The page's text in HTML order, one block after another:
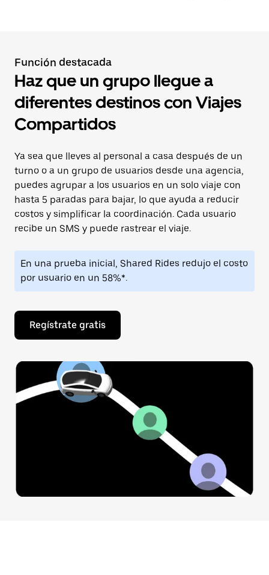
Función destacada
Haz que un grupo llegue a
diferentes destinos con Viajes
Compartidos
Ya sea que lleves al personal a casa después de un
turno o a un grupo de usuarios desde una agencia,
puedes agrupar a los usuarios en un solo viaje con
hasta 5 paradas para bajar, lo que ayuda a reducir
costos y simplificar la coordinación. Cada usuario
recibe un SMS y puede rastrear el viaje.
En una prueba inicial, Shared Rides redujo el costo
por usuario en un 58%*.
Regístrate gratis